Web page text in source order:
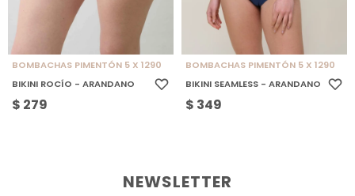
BOMBACHAS PIMENTÓN 5 X 1290
BIKINI ROCÍO - ARANDANO
$ 279
BOMBACHAS PIMENTÓN 5 X 1290
BIKINI SEAMLESS - ARANDANO
$ 349
NEWSLETTER